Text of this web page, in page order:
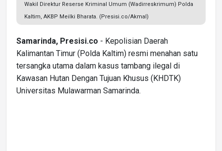
Wakil Direktur Reserse Kriminal Umum (Wadirreskrimum) Polda
Kaltim, AKBP Meilki Bharata. (Presisi.co/Akmal)
Samarinda, Presisi.co - Kepolisian Daerah
Kalimantan Timur (Polda Kaltim) resmi menahan satu
tersangka utama dalam kasus tambang ilegal di
Kawasan Hutan Dengan Tujuan Khusus (KHDTK)
Universitas Mulawarman Samarinda.